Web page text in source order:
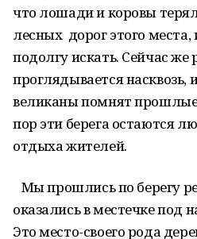
что лошади и коровы
лесных дорог этого
подолгу искать. Сейчас
проглядывается насквозь,
великаны помнят
пор эти берега остаются
отдыха жителей.
Мы прошлись по берегу
оказались в местечке под
Это место-своего рода